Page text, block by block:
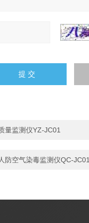
量监测仪YZ-JC01
防空气染毒监测仪QC-JC01